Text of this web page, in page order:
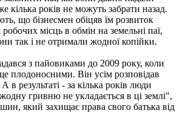
кілька років не можуть забрати назад.
що бізнесмен обіцяв їм розвиток
робочих місць в обмін на земельні паї,
так і не отримали жодної копійки.
з пайовиками до 2009 року, коли
плодоносними. Він усім розповідав
в результаті - за кілька років люди
гривню не укладається в ці землі",
який захищає права свого батька від